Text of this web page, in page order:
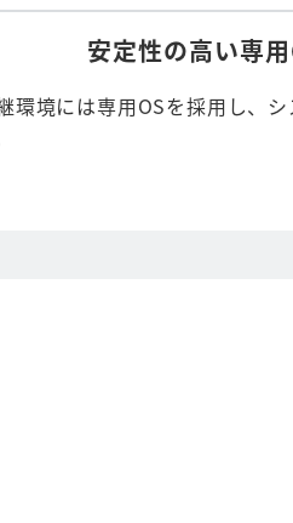
安定性の高い専
環境には専用OSを採用し、